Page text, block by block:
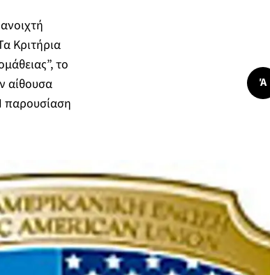
Κριτήρια
το
αίθουσα
παρουσίαση
Ά